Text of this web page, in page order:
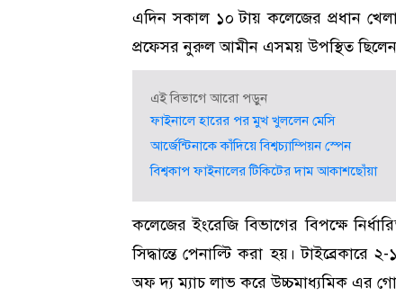
এদিন সকাল ১০ টায় কলেজের প্রধান
প্রফেসর নুরুল আমীন এসময় উপস্থিত
এই বিভাগে আরো পড়ুন
ফাইনালে হারের পর মুখ খুললেন মেসি
আর্জেন্টিনাকে কাঁদিয়ে বিশ্বচ্যাম্পিয়ন স্পেন
বিশ্বকাপ ফাইনালের টিকিটের দাম আকাশছোঁয়া
কলেজের ইংরেজি বিভাগের বিপক্ষে
সিদ্ধান্তে পেনাল্টি করা হয়।
অফ দ্য ম্যাচ লাভ করে উচ্চমাধ্যমিক এর